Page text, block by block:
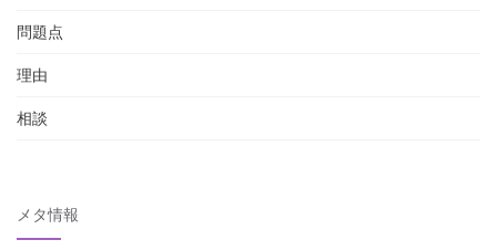
問題点
理由
相談
メタ情報